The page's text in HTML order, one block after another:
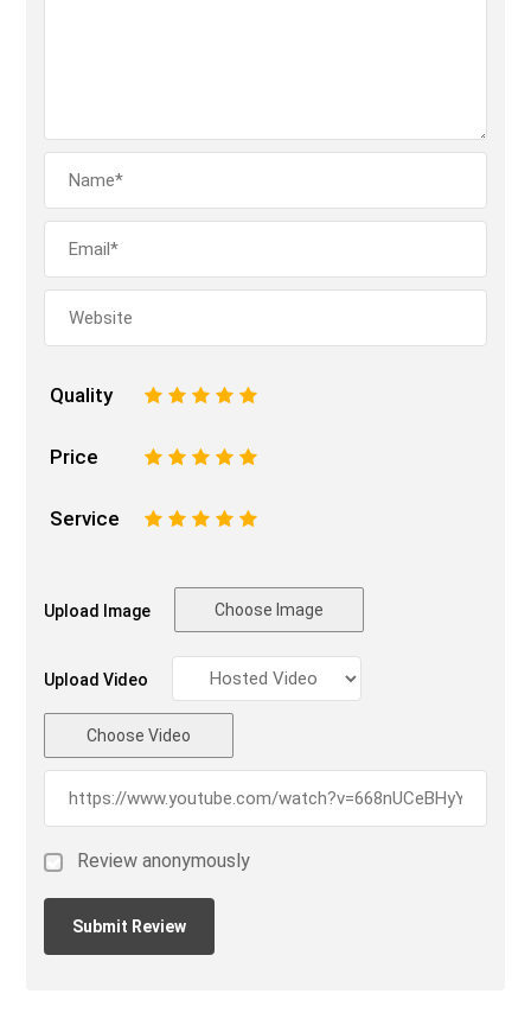
Quality 5
4
3
2
Price 5
4
3
2
Service 5
4
3
2
Upload Image Choose Image
Upload Video
Choose Video
Review anonymously